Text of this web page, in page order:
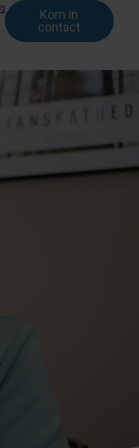
Kom in
contact